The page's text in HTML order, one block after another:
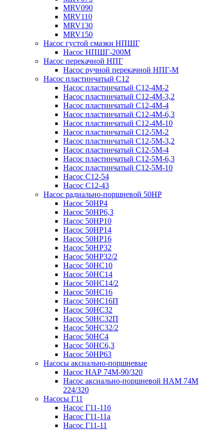
MRV090
MRV110
MRV130
MRV150
Насос густой смазки НПШГ
Насос НПШГ-200М
Насос перекачной НПГ
Насос ручной перекачной НПГ-М
Насос пластинчатый С12
Насос пластинчатый С12-4М-2
Насос пластинчатый С12-4М-3,2
Насос пластинчатый С12-4М-4
Насос пластинчатый С12-4М-6,3
Насос пластинчатый С12-4М-10
Насос пластинчатый С12-5М-2
Насос пластинчатый С12-5М-3,2
Насос пластинчатый С12-5М-4
Насос пластинчатый С12-5М-6,3
Насос пластинчатый С12-5М-10
Насос С12-54
Насос С12-43
Насос радиально-поршневой 50НР
Насос 50НР4
Насос 50НР6,3
Насос 50НР10
Насос 50НР14
Насос 50НР16
Насос 50НР32
Насос 50НР32/2
Насос 50НС10
Насос 50НС14
Насос 50НС14/2
Насос 50НС16
Насос 50НС16П
Насос 50НС32
Насос 50НС32П
Насос 50НС32/2
Насос 50НС4
Насос 50НС6,3
Насос 50НР63
Насосы аксиально-поршневые
Насос НАР 74M-90/320
Насос аксиально-поршневой НАМ 74М
224/320
Насосы Г11
Насос Г11-11б
Насос Г11-11а
Насос Г11-11